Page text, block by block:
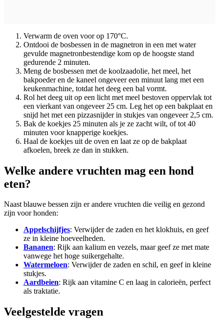
Verwarm de oven voor op 170°C.
Ontdooi de bosbessen in de magnetron in een met water
gevulde magnetronbestendige kom op de hoogste stand
gedurende 2 minuten.
Meng de bosbessen met de koolzaadolie, het meel, het
bakpoeder en de kaneel ongeveer een minuut lang met een
keukenmachine, totdat het deeg een bal vormt.
Rol het deeg uit op een licht met meel bestoven oppervlak tot
een vierkant van ongeveer 25 cm. Leg het op een bakplaat en
snijd het met een pizzasnijder in stukjes van ongeveer 2,5 cm.
Bak de koekjes 25 minuten als je ze zacht wilt, of tot 40
minuten voor knapperige koekjes.
Haal de koekjes uit de oven en laat ze op de bakplaat
afkoelen, breek ze dan in stukken.
Welke andere vruchten mag een hond
eten?
Naast blauwe bessen zijn er andere vruchten die veilig en gezond
zijn voor honden:
Appelschijfjes: Verwijder de zaden en het klokhuis, en geef
ze in kleine hoeveelheden.
Bananen: Rijk aan kalium en vezels, maar geef ze met mate
vanwege het hoge suikergehalte.
Watermeloen: Verwijder de zaden en schil, en geef in kleine
stukjes.
Aardbeien: Rijk aan vitamine C en laag in calorieën, perfect
als traktatie.
Veelgestelde vragen